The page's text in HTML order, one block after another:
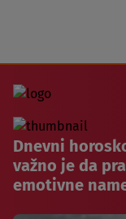
Dnevni
važno je da
emotivne